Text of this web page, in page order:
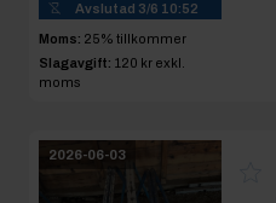
Avslutad 3/6 10:52
Moms: 25% tillkommer
Slagavgift: 120 kr exkl.
moms
2026-06-03